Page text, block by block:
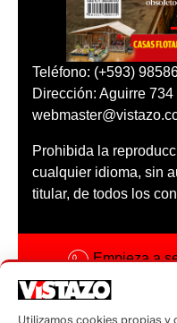
Teléfono: (+593)
Dirección: Aguirre
Prohibida la
cualquier idioma, sin
titular, de todos los
Empieza a
Utilizamos cookies propias y